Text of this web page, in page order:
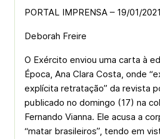
PORTAL IMPRENSA – 19/01/2021
Deborah Freire
O Exército enviou uma carta à
Época, Ana Clara Costa, onde
explícita retratação” da revista
publicado no domingo (17) na
Fernando Vianna. Ele acusa a
“matar brasileiros”, tendo em